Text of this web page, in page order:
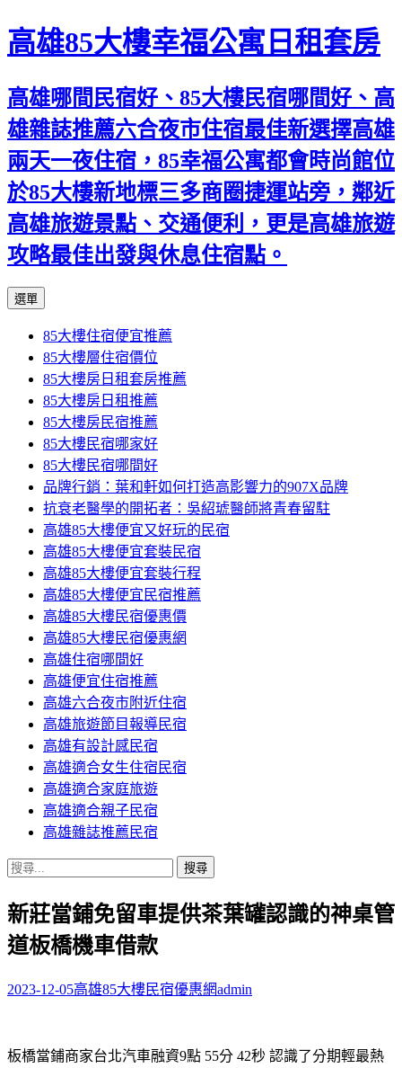
高雄85大樓幸福公寓日租套房
高雄哪間民宿好、85大樓民宿哪間好、高
雄雜誌推薦六合夜市住宿最佳新選擇高雄
兩天一夜住宿，85幸福公寓都會時尚館位
於85大樓新地標三多商圈捷運站旁，鄰近
高雄旅遊景點、交通便利，更是高雄旅遊
攻略最佳出發與休息住宿點。
選單
內
容
區
85大樓住宿便宜推薦
85大樓層住宿價位
85大樓房日租套房推薦
85大樓房日租推薦
85大樓房民宿推薦
85大樓民宿哪家好
85大樓民宿哪間好
品牌行銷：葉和軒如何打造高影響力的907X品牌
抗衰老醫學的開拓者：吳紹琥醫師將青春留駐
高雄85大樓便宜又好玩的民宿
高雄85大樓便宜套裝民宿
高雄85大樓便宜套裝行程
高雄85大樓便宜民宿推薦
高雄85大樓民宿優惠價
高雄85大樓民宿優惠網
高雄住宿哪間好
高雄便宜住宿推薦
高雄六合夜市附近住宿
高雄旅遊節目報導民宿
高雄有設計感民宿
高雄適合女生住宿民宿
高雄適合家庭旅遊
高雄適合親子民宿
高雄雜誌推薦民宿
搜
關
鍵
字:
新莊當鋪免留車提供茶葉罐認識的神桌管
道板橋機車借款
2023-12-05高雄85大樓民宿優惠網admin
板橋當鋪商家台北汽車融資9點 55分 42秒 認識了分期輕最熱